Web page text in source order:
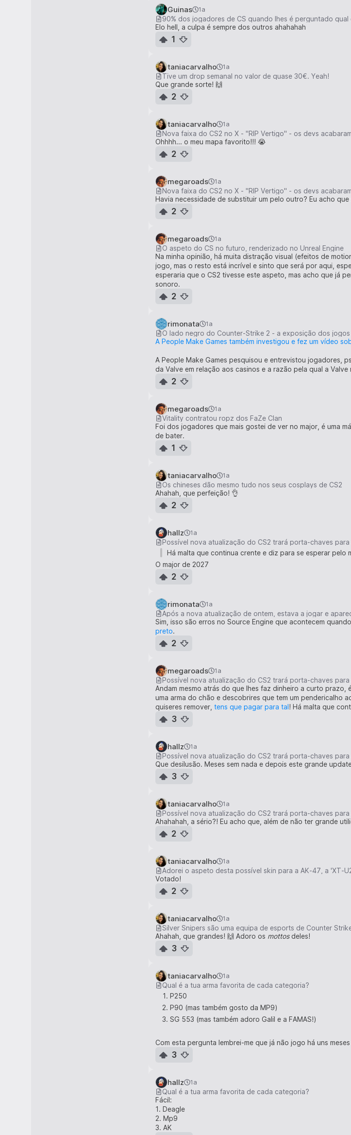
Guinas 1a
90% dos jogadores de CS quando lhes é perguntado qual
Elo hell, a culpa é sempre dos outros ahahahah
1
taniacarvalho 1a
Tive um drop semanal no valor de quase 30€. Yeah!
Que grande sorte! 🙌
2
taniacarvalho 1a
Nova faixa do CS2 no X - "RIP Vertigo" - os devs
Ohhhh... o meu mapa favorito!!! 😭
2
megaroads 1a
Nova faixa do CS2 no X - "RIP Vertigo" - os devs
Havia necessidade de substituir um pelo outro? Eu acho
2
megaroads 1a
O aspeto do CS no futuro, renderizado no Unreal Engine
Na minha opinião, há muita distração visual (efeitos de
jogo, mas o resto está incrível e sinto que será por aqui,
esperaria que o CS2 tivesse este aspeto, mas acho que já
sonoro.
2
rimonata 1a
A People Make Games também investigou e fez um vídeo
A People Make Games pesquisou e entrevistou jogadores,
da Valve em relação aos casinos e a razão pela qual a
2
megaroads 1a
Vitality contratou ropz dos FaZe Clan
Foi dos jogadores que mais gostei de ver no major, é uma
de bater.
1
taniacarvalho 1a
Os chineses dão mesmo tudo nos seus cosplays de CS2
Ahahah, que perfeição! 👌
2
hallz 1a
Possível nova atualização do CS2 trará porta-chaves para
Há malta que continua crente e diz para se esperar pelo
O major de 2027
2
rimonata 1a
Sim, isso são erros no Source Engine que acontecem
preto.
2
megaroads 1a
Possível nova atualização do CS2 trará porta-chaves para
Andam mesmo atrás do que lhes faz dinheiro a curto
uma arma do chão e descobrires que tem um pendericalho
quiseres remover, tens que pagar para tal! Há malta que
3
hallz 1a
Possível nova atualização do CS2 trará porta-chaves para
Que desilusão. Meses sem nada e depois este grande
3
taniacarvalho 1a
Possível nova atualização do CS2 trará porta-chaves para
Ahahahah, a sério?! Eu acho que, além de não ter grande
2
taniacarvalho 1a
Adorei o aspeto desta possível skin para a AK-47, a 'XT-
Votado!
2
taniacarvalho 1a
Silver Snipers são uma equipa de esports de Counter
Ahahah, que grandes! 🙌 Adoro os mottos deles!
3
taniacarvalho 1a
Qual é a tua arma favorita de cada categoria?
P250
P90 (mas também gosto da MP9)
SG 553 (mas também adoro Galil e a FAMAS!)
Com esta pergunta lembrei-me que já não jogo há uns
3
hallz 1a
Qual é a tua arma favorita de cada categoria?
Fácil:
1. Deagle
2. Mp9
3. AK